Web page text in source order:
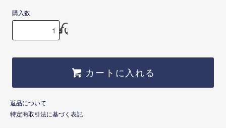
購入数
カートに入れる
返品について
特定商取引法に基づく表記